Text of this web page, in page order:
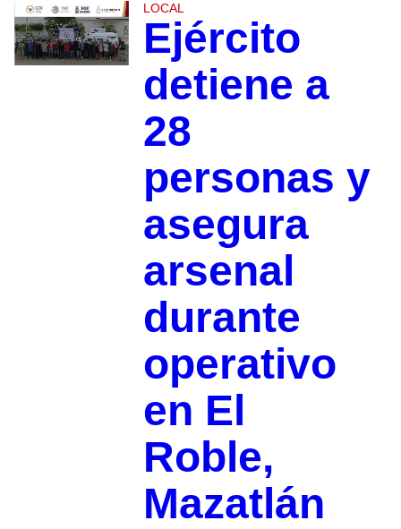
LOCAL
Ejército
detiene a
28
personas y
asegura
arsenal
durante
operativo
en El
Roble,
Mazatlán